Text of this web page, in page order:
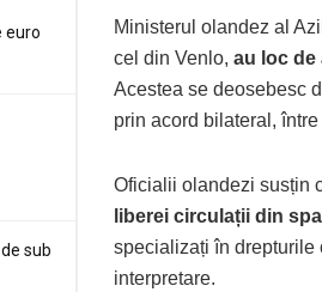
euro
sub
Ministerul olandez al
cel din Venlo, au loc de
Acestea se deosebesc
prin acord bilateral, între
Oficialii olandezi susțin
liberei circulații din
specializați în drepturile
interpretare.